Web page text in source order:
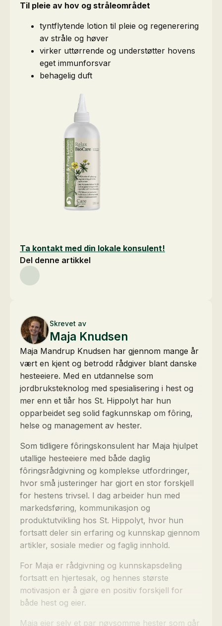
Til pleie av hov og stråleområdet
tyntflytende lotion til pleie og regenerering
av stråle og høver
virker uttørrende og understøtter hovens
eget immunforsvar
behagelig duft
Ta kontakt med din lokale konsulent!
Del denne artikkel
Skrevet av
Maja Knudsen
Maja Mandrup Knudsen har gjennom mange år
vært en kjent og betrodd rådgiver blant danske
hesteeiere. Med en utdannelse som
jordbruksteknolog med spesialisering i hest og
mer enn et tiår hos St. Hippolyt har hun
opparbeidet seg solid fagkunnskap om fôring,
helse og management av hester.
Som tidligere fôringskonsulent har Maja hjulpet
utallige hesteeiere med både daglig
fôringsrådgivning og komplekse utfordringer,
hvor små justeringer har gjort en stor forskjell
for hestens trivsel. I dag arbeider hun med
markedsføring, kommunikasjon og
produktutvikling hos St. Hippolyt, hvor hun
fortsatt deler sin erfaring og kunnskap gjennom
artikler, sosiale medier og faglig innhold.
For Maja er rådgivning og kunnskapsdeling
fortsatt en hjertesak, og hennes største
motivasjon er å gjøre en positiv forskjell for
både hest og eier.
Maja eier selv et par nøysomme hester som går